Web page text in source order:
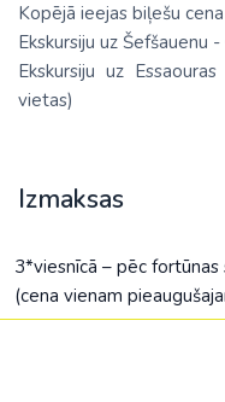
Kopējā ieejas biļešu
Ekskursiju uz Šefšauenu
Ekskursiju uz
vietas)
Izmaksas
3*viesnīcā – pēc
(cena vienam